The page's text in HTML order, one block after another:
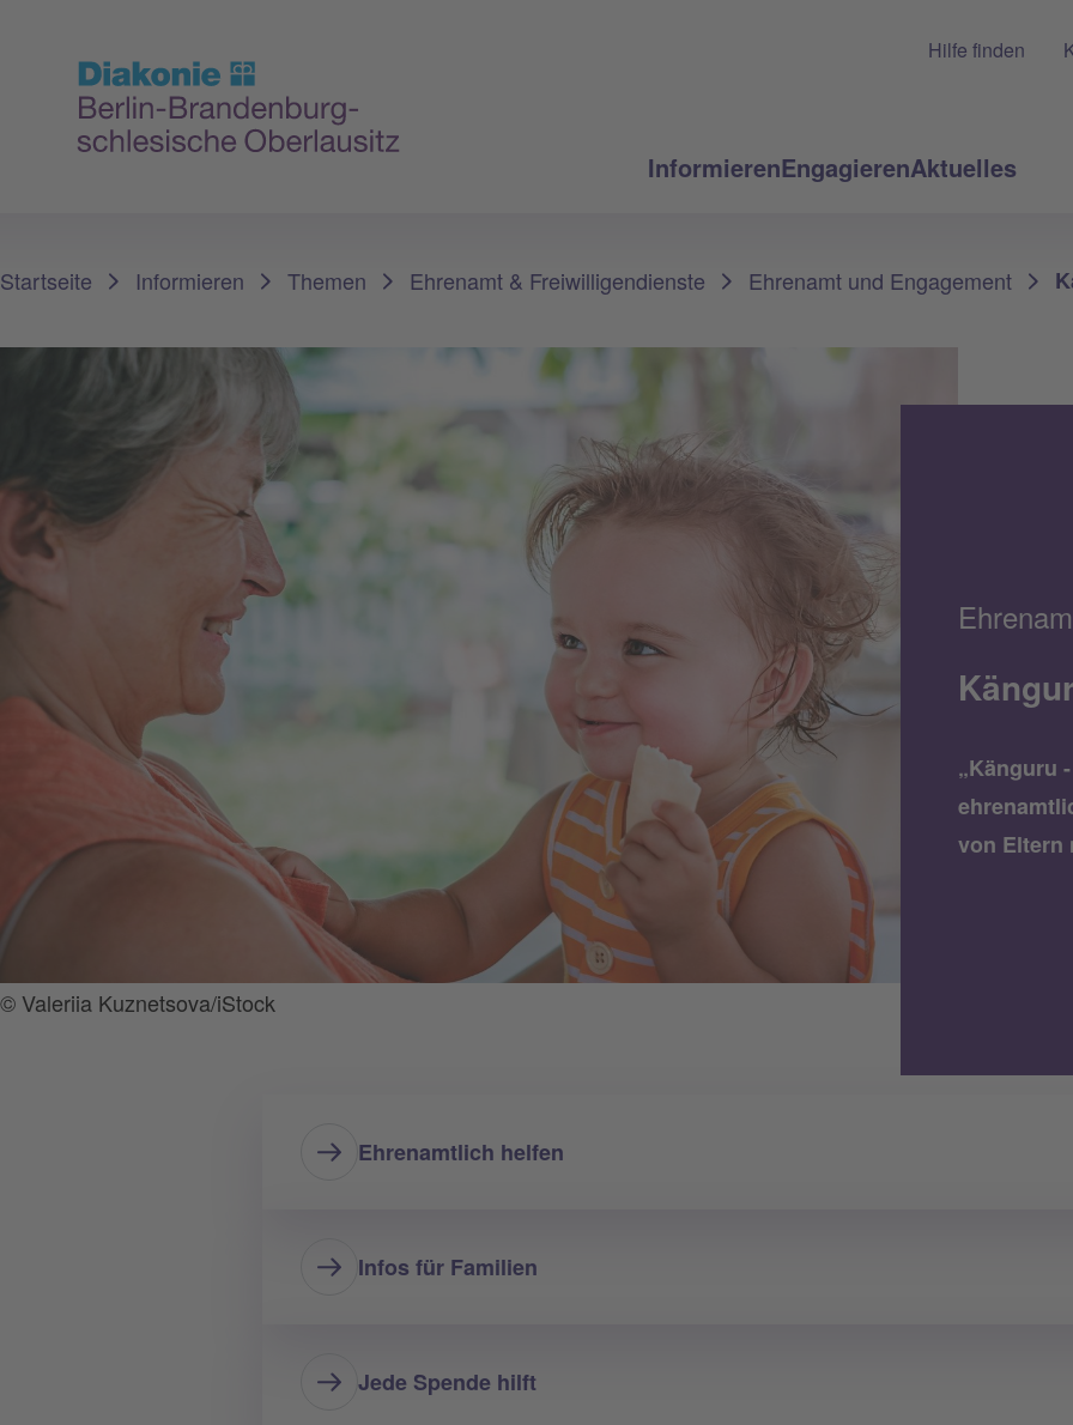
InformierenEngagierenAktuelles
Hilfe finden
Startseite Informieren Themen Ehrenamt & Freiwilligendienste Ehrenamt und Engagement
© Valeriia Kuznetsova/iStock
„Känguru
von Eltern
Ehrenamtlich helfen
Infos für Familien
Jede Spende hilft